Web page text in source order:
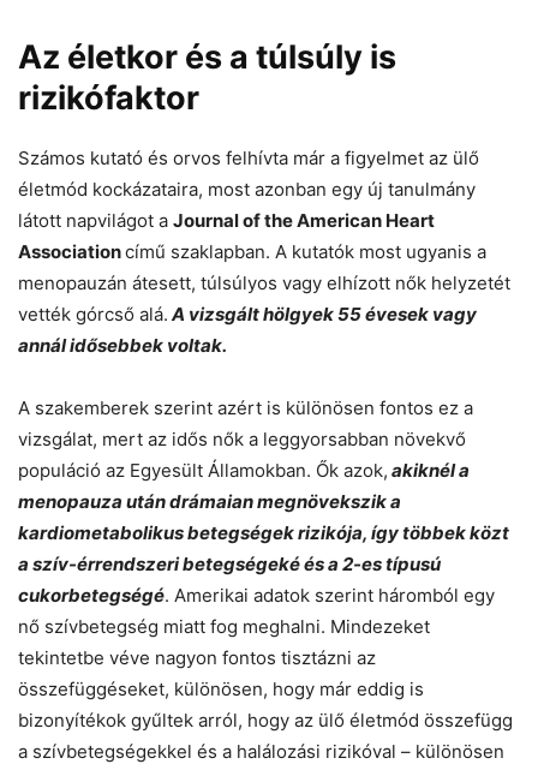
Az életkor és a túlsúly is
rizikófaktor
Számos kutató és orvos felhívta már a figyelmet az ülő
életmód kockázataira, most azonban egy új tanulmány
látott napvilágot a Journal of the American Heart
Associationcímű szaklapban. A kutatók most ugyanis a
menopauzán átesett, túlsúlyos vagy elhízott nők helyzetét
vették górcső alá. A vizsgált hölgyek 55 évesek vagy
annál idősebbek voltak.
A szakemberek szerint azért is különösen fontos ez a
vizsgálat, mert az idős nők a leggyorsabban növekvő
populáció az Egyesült Államokban. Ők azok, akiknél a
menopauza után drámaian megnövekszik a
kardiometabolikus betegségek rizikója, így többek közt
a szív-érrendszeri betegségeké és a 2-es típusú
cukorbetegségé. Amerikai adatok szerint háromból egy
nő szívbetegség miatt fog meghalni. Mindezeket
tekintetbe véve nagyon fontos tisztázni az
összefüggéseket, különösen, hogy már eddig is
bizonyítékok gyűltek arról, hogy az ülő életmód összefügg
a szívbetegségekkel és a halálozási rizikóval – különösen